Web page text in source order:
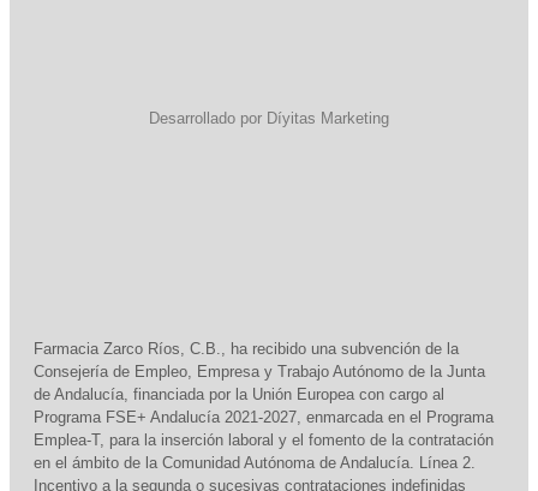
Desarrollado por Díyitas Marketing
Farmacia Zarco Ríos, C.B., ha recibido una subvención de la
Consejería de Empleo, Empresa y Trabajo Autónomo de la Junta
de Andalucía, financiada por la Unión Europea con cargo al
Programa FSE+ Andalucía 2021-2027, enmarcada en el Programa
Emplea-T, para la inserción laboral y el fomento de la contratación
en el ámbito de la Comunidad Autónoma de Andalucía. Línea 2.
Incentivo a la segunda o sucesivas contrataciones indefinidas